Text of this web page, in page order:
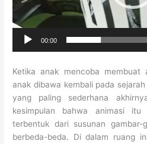
00:00
Ketika anak mencoba membuat
anak dibawa kembali pada
yang paling sederhana
kesimpulan bahwa animasi
terbentuk dari susunan
berbeda-beda. Di dalam ruang